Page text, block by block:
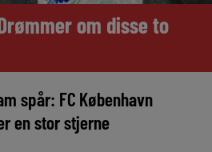
om disse to
spår: FC København
en stor stjerne